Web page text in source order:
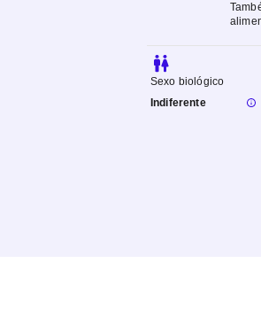
Sexo biológico
Indiferente